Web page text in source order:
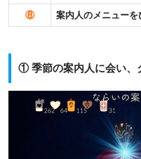
⑧ 案内人のメニュー
① 季節の案内人に会い、